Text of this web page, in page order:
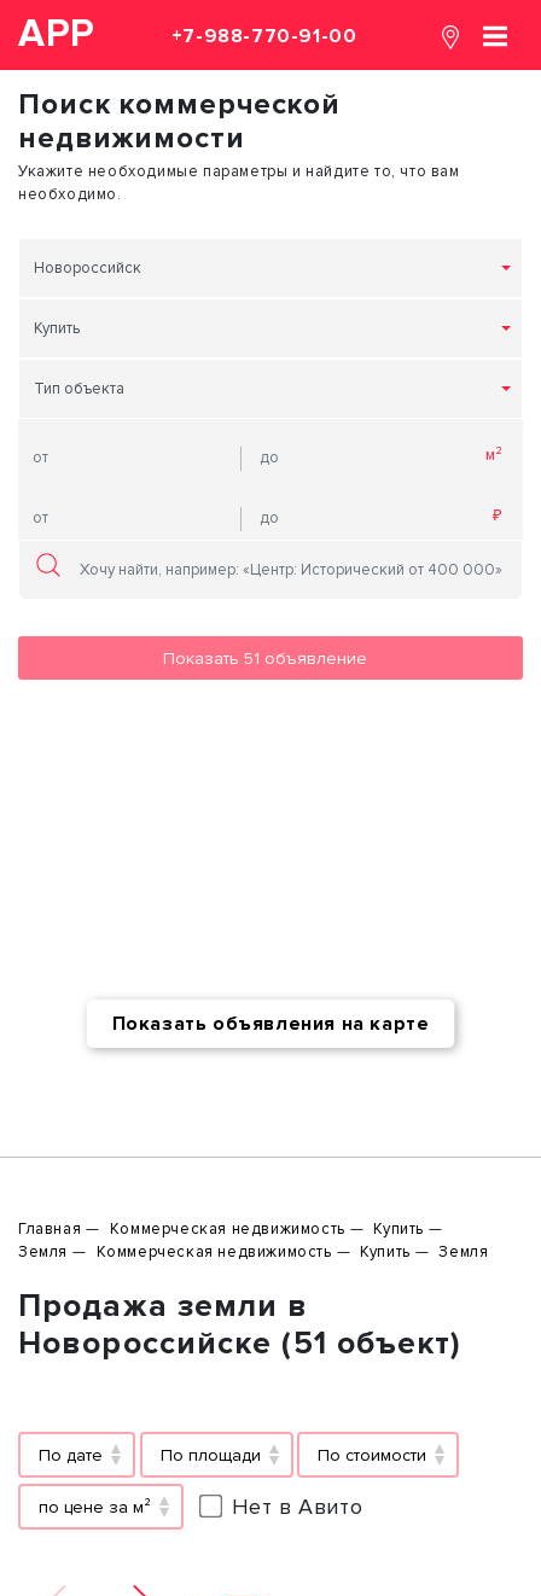
АРР +7-988-770-91-00
Поиск коммерческой
недвижимости
Укажите необходимые параметры и найдите то, что вам
необходимо.
Новороссийск
Купить
Тип объекта
Показать 51 объявление
Показать объявления на карте
Главная Коммерческая недвижимость
Купить
Земля
Коммерческая недвижимость Купить Земля
Продажа земли в
Новороссийске (51 объект)
По дате По площади По стоимости
по цене за м² Нет в Авито